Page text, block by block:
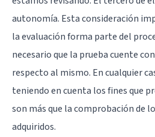
autonomía. Esta consideración
la evaluación forma parte del
necesario que la prueba cuente
respecto al mismo. En cualquier
teniendo en cuenta los fines que
son más que la comprobación de
adquiridos.